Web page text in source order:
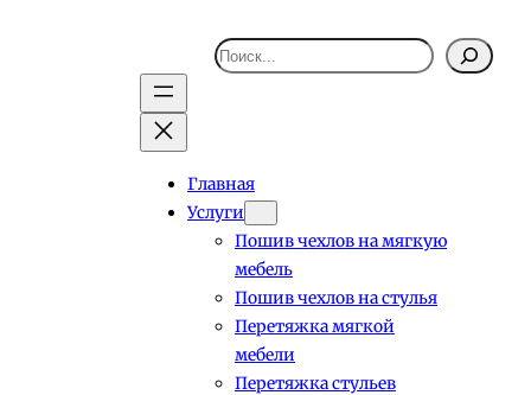
Поиск
Главная
Услуги
Пошив чехлов на мягкую
мебель
Пошив чехлов на стулья
Перетяжка мягкой
мебели
Перетяжка стульев